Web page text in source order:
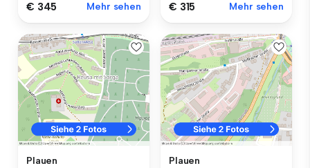
€ 345 Mehr sehen € 315 Mehr sehen
Plauen Plauen